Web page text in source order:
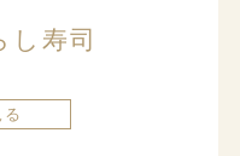
し寿司